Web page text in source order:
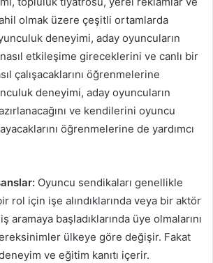
olmak üzere çeşitli ortamlarda
deneyimi, aday oyuncuların
etkileşime gireceklerini ve canlı bir
çalışacaklarını öğrenmelerine
deneyimi, aday oyuncuların
ve kendilerini oyuncu
öğrenmelerine de yardımcı
Oyuncu sendikaları genellikle
rol için işe alındıklarında veya bir aktör
aramaya başladıklarında üye olmalarını
ülkeye göre değişir. Fakat
ve eğitim kanıtı içerir.